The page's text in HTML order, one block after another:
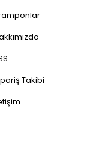
Takibi